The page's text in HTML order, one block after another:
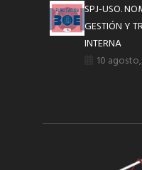
SPJ-USO.
GESTIÓN Y
INTERNA
10